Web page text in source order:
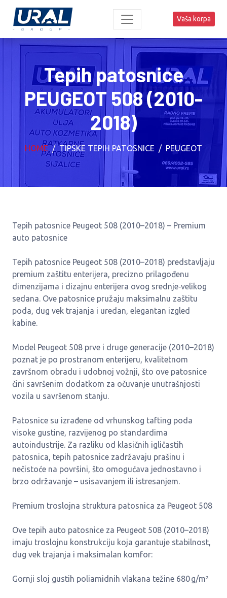
Vaša korpa
Tepih patosnice
PEUGEOT 508 (2010-
2018)
HOME TIPSKE TEPIH PATOSNICE PEUGEOT
Tepih patosnice Peugeot 508 (2010–2018) – Premium
auto patosnice
Tepih patosnice Peugeot 508 (2010–2018) predstavljaju
premium zaštitu enterijera, precizno prilagođenu
dimenzijama i dizajnu enterijera ovog srednje‑velikog
sedana. Ove patosnice pružaju maksimalnu zaštitu
poda, dug vek trajanja i uredan, elegantan izgled
kabine.
Model Peugeot 508 prve i druge generacije (2010–2018)
poznat je po prostranom enterijeru, kvalitetnom
završnom obradu i udobnoj vožnji, što ove patosnice
čini savršenim dodatkom za očuvanje unutrašnjosti
vozila u savršenom stanju.
Patosnice su izrađene od vrhunskog tafting poda
visoke gustine, razvijenog po standardima
autoindustrije. Za razliku od klasičnih igličastih
patosnica, tepih patosnice zadržavaju prašinu i
nečistoće na površini, što omogućava jednostavno i
brzo održavanje – usisavanjem ili istresanjem.
Premium troslojna struktura patosnica za Peugeot 508
Ove tepih auto patosnice za Peugeot 508 (2010–2018)
imaju troslojnu konstrukciju koja garantuje stabilnost,
dug vek trajanja i maksimalan komfor:
Gornji sloj gustih poliamidnih vlakana težine 680 g/m²